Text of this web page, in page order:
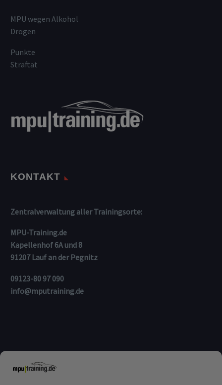
MPU wegen Alkohol
Drogen
Punkte
Straftat
KONTAKT
Zentralverwaltung aller Trainingsorte:
MPU-Training.de
Kapellenhof 6A und 8
91207 Lauf an der Pegnitz
09123-80 97 090
info@mputraining.de